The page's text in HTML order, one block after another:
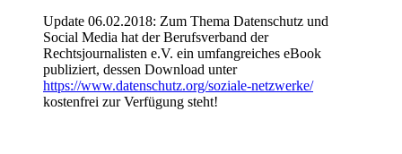
Update 06.02.2018: Zum Thema Datenschutz und
Social Media hat der Berufsverband der
Rechtsjournalisten e.V. ein umfangreiches eBook
publiziert, dessen Download unter
https://www.datenschutz.org/soziale-netzwerke/
kostenfrei zur Verfügung steht!